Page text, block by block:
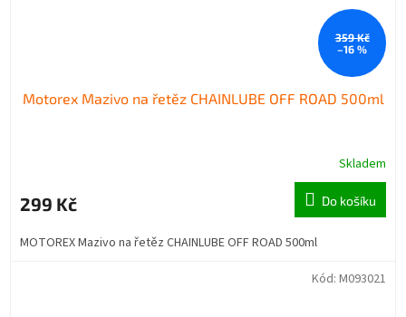
359 Kč
–16 %
Motorex Mazivo na řetěz CHAINLUBE OFF ROAD 500ml
Skladem
299 Kč Do košíku
MOTOREX Mazivo na řetěz CHAINLUBE OFF ROAD 500ml
Kód: M093021